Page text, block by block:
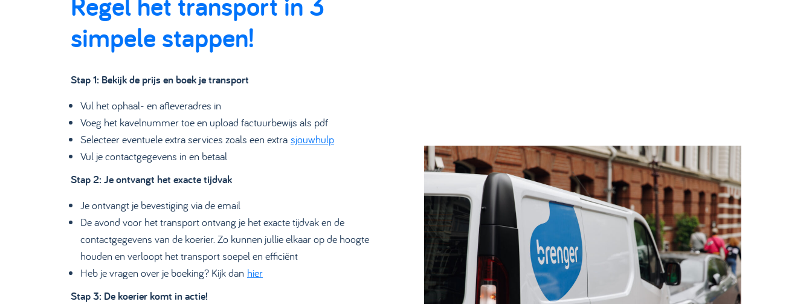
simpele stappen!
Stap 1: Bekijk de prijs en boek je transport
Vul het ophaal- en afleveradres in
Voeg het kavelnummer toe en upload factuurbewijs als pdf
Selecteer eventuele extra services zoals een extra sjouwhulp
Vul je contactgegevens in en betaal
Stap 2: Je ontvangt het exacte tijdvak
Je ontvangt je bevestiging via de email
De avond voor het transport ontvang je het exacte tijdvak en de
contactgegevens van de koerier. Zo kunnen jullie elkaar op de hoogte
houden en verloopt het transport soepel en efficiënt
Heb je vragen over je boeking? Kijk dan hier
Stap 3: De koerier komt in actie!